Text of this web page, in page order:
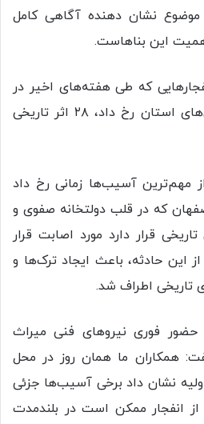
نشان دهنده آگاهی کامل
این بناهاست.
که طی هفته‌های اخیر در
اصفهان و برخی شهرستان‌های استان رخ داد، ۲۸ اثر تاریخی
مهم‌ترین آسیب‌ها زمانی رخ داد
که در قلب دولتخانه صفوی و
قرار دارد مورد اصابت قرار
این حادثه، باعث ایجاد ترک‌ها و
تاریخی اطراف شد.
حضور فوری نیروهای فنی میراث
همکاران ما همان روز در محل
نشان داد برخی آسیب‌ها جزئی
انفجار ممکن است در بلندمدت